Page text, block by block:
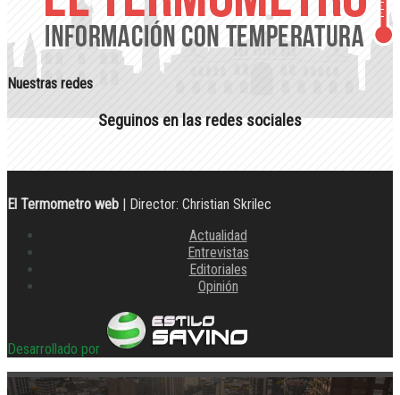
Nuestras redes
Seguinos en las redes sociales
El Termometro web | Director: Christian Skrilec
Actualidad
Entrevistas
Editoriales
Opinión
Desarrollado por